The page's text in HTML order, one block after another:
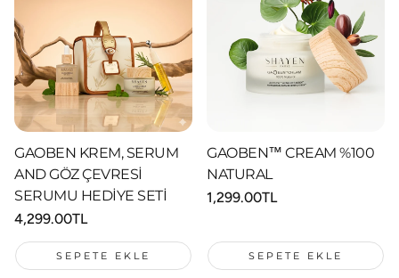
GAOBEN KREM, SERUM
AND GÖZ ÇEVRESİ
SERUMU HEDİYE SETİ
Normal
4,299.00TL
SEPETE EKLE
GAOBEN™ CREAM %100
NATURAL
Normal
1,299.00TL
SEPETE EKLE